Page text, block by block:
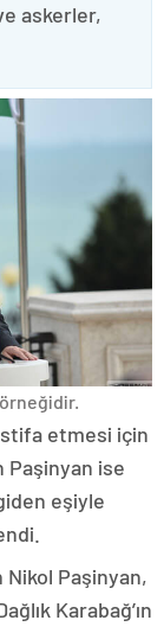
askerler,
etmesi için
Paşinyan ise
eşiyle
Nikol Paşinyan,
Karabağ’ın